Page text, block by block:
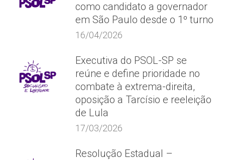
como candidato a governador
em São Paulo desde o 1º turno
16/04/2026
Executiva do PSOL-SP se
reúne e define prioridade no
combate à extrema-direita,
oposição a Tarcísio e reeleição
de Lula
17/03/2026
Resolução Estadual –